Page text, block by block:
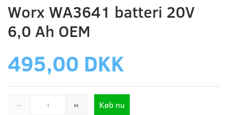
Worx WA3641 batteri 20V
6,0 Ah OEM
495,00 DKK
Køb nu